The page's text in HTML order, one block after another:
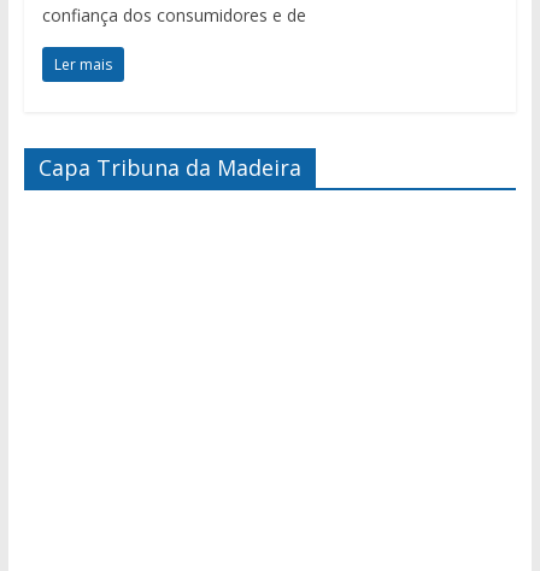
confiança dos consumidores e de
Ler mais
Capa Tribuna da Madeira